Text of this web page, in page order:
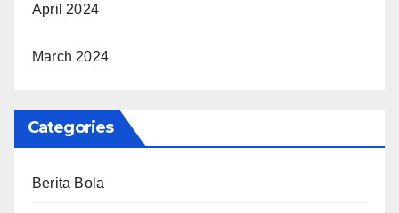
April 2024
March 2024
Categories
Berita Bola